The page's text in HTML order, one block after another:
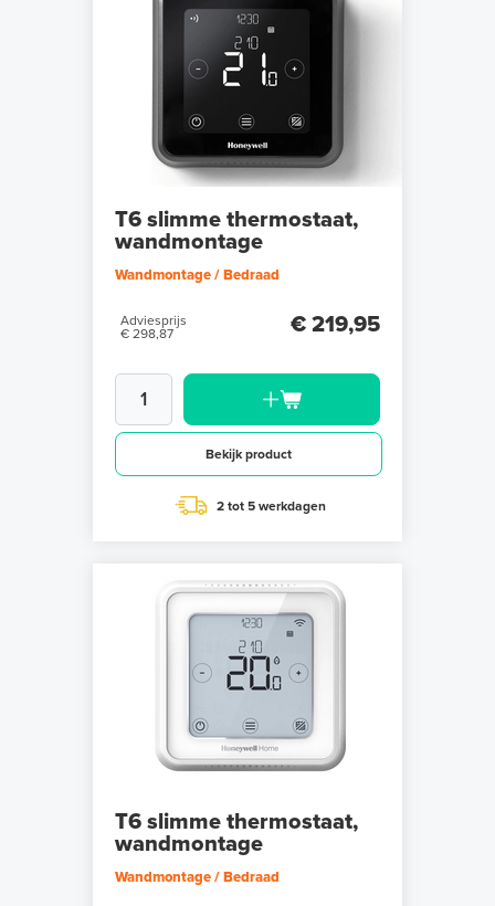
T6 slimme thermostaat,
wandmontage
Wandmontage / Bedraad
Adviesprijs
€ 298,87
€ 219,95
Bekijk product
2 tot 5 werkdagen
T6 slimme thermostaat,
wandmontage
Wandmontage / Bedraad